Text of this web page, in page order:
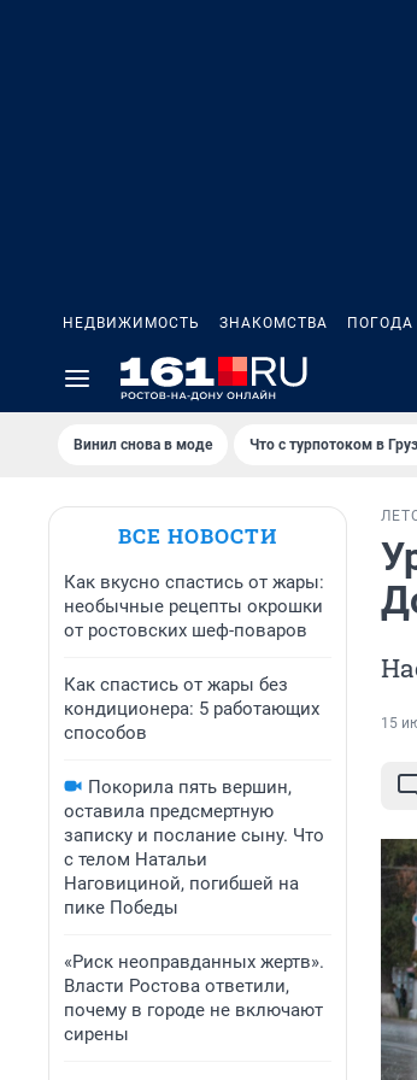
НЕДВИЖИМОСТЬ ЗНАКОМСТВА ПОГОДА
Винил снова в моде Что с турпотоком в
ВСЕ НОВОСТИ
Как вкусно спастись от жары:
необычные рецепты окрошки
от ростовских шеф-поваров
Как спастись от жары без
кондиционера: 5 работающих
способов
Покорила пять вершин,
оставила предсмертную
записку и послание сыну. Что
с телом Натальи
Наговициной, погибшей на
пике Победы
«Риск неоправданных жертв».
Власти Ростова ответили,
почему в городе не включают
сирены
15